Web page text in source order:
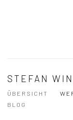
STEFAN
ÜBERSICHT
BLOG